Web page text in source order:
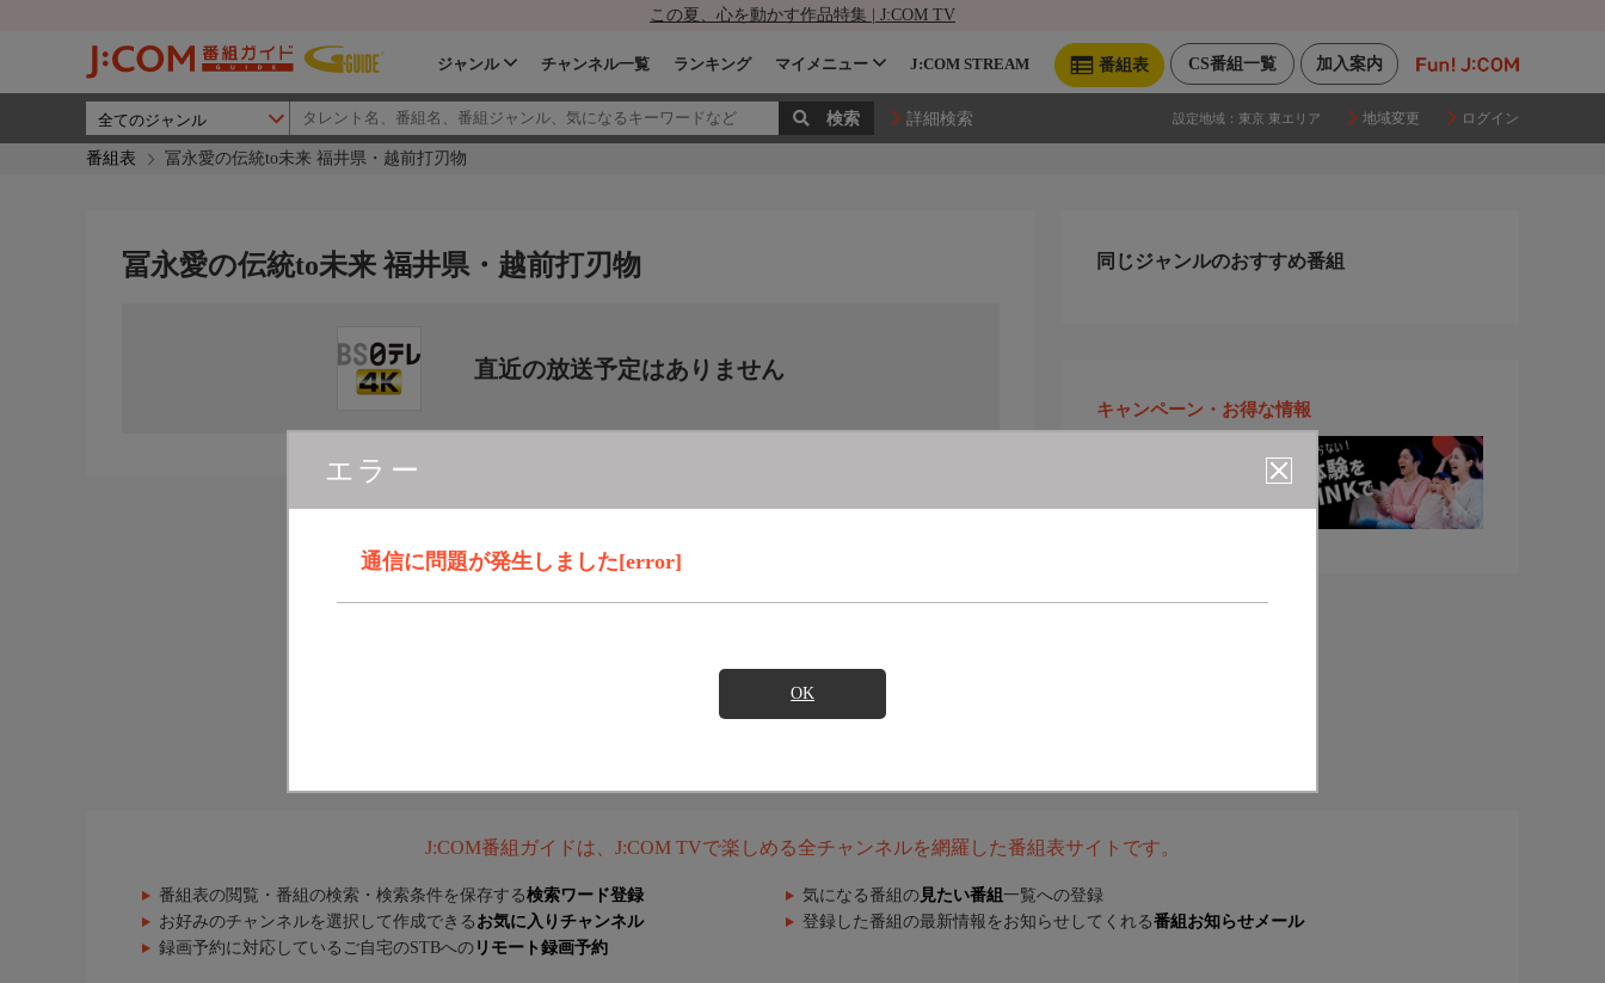
この夏、心を動かす作品特集 | J:COM TV
加入案内
CS番組一覧
番組表
ジャンル チャンネル一覧 ランキング マイメニュー J:COM STREAM
詳細検索 設定地域： 東京 東エリア 地域変更 ログイン
番組表 冨永愛の伝統to未来 福井県・越前打刃物
エラー
通信に問題が発生しました[error]
OK
冨永愛の伝統to未来 福井県・越前打刃物
直近の放送予定はありません
同じジャンルのおすすめ番組
キャンペーン・お得な情報
J:COM番組ガイドは、J:COM TVで楽しめる全チャンネルを網羅した番組表サイトです。
番組表の閲覧・番組の検索・検索条件を保存する検索ワード登録 気になる番組の 見たい番組 一覧への登録
お好みのチャンネルを選択して作成できる お気に入りチャンネル 登録した番組の最新情報をお知らせしてくれる番組お知らせメール
録画予約に対応しているご自宅のSTBへの リモート録画予約